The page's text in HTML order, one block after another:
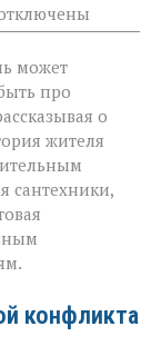
может
про
о
жителя
сантехники,
конфликта